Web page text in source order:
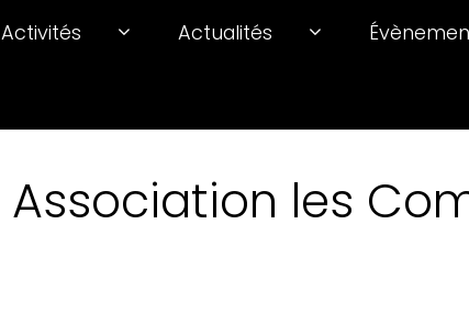
Activités Actualités
Association les